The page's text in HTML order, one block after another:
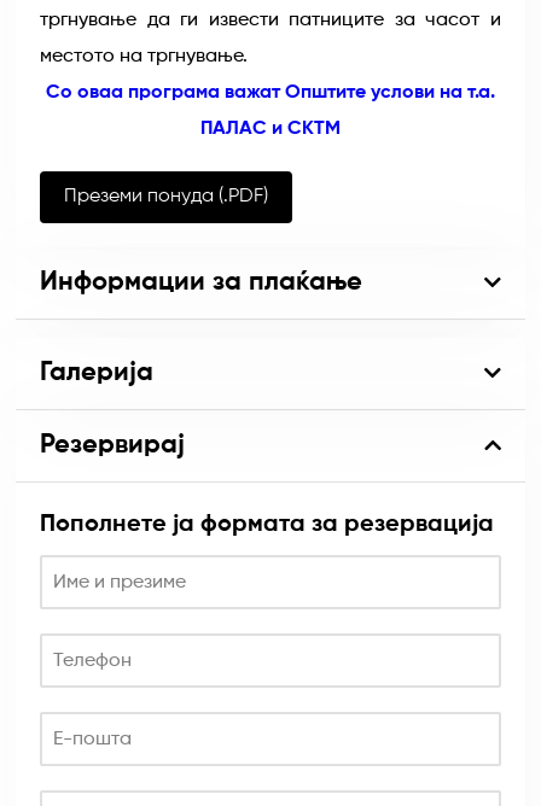
тргнување да ги извести патниците за часот и
местото на тргнување.
Со оваа програма важат Општите услови на т.а.
ПАЛАС и СКТМ
Преземи понуда (.PDF)
Информации за плаќање
Галерија
Резервирај
Пополнете ја формата за резервација
Име и презиме
Телефон
Е-пошта